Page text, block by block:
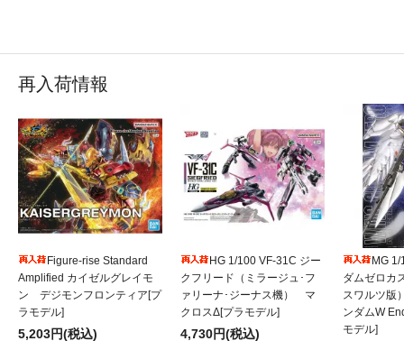
再入荷情報
Figure-rise Standard
Amplified カイゼルグレイモ
ン デジモンフロンティア[プ
ラモデル]
5,203円(税込)
HG 1/100 VF-31C ジー
クフリード（ミラージュ･フ
ァリーナ･ジーナス機） マ
クロスΔ[プラモデル]
4,730円(税込)
MG
ダムゼロカ
スワルツ版
ンダムW
モデル]